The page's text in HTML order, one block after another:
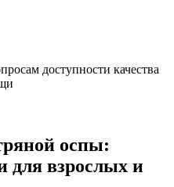
доступности качества
оспы:
для взрослых и